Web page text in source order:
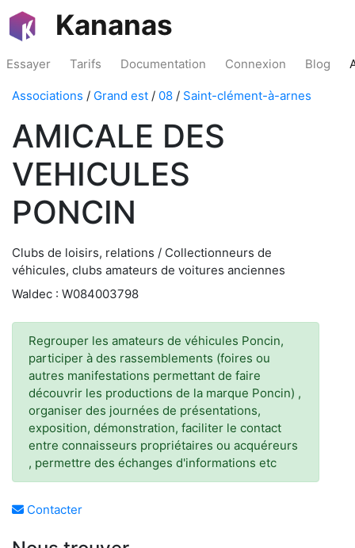
Kananas
Essayer Tarifs Documentation Connexion Blog
Associations / Grand est / 08 / Saint-clément-à-arnes
AMICALE DES
VEHICULES
PONCIN
Clubs de loisirs, relations / Collectionneurs de
véhicules, clubs amateurs de voitures anciennes
Waldec : W084003798
Regrouper les amateurs de véhicules Poncin,
participer à des rassemblements (foires ou
autres manifestations permettant de faire
découvrir les productions de la marque Poncin) ,
organiser des journées de présentations,
exposition, démonstration, faciliter le contact
entre connaisseurs propriétaires ou acquéreurs
, permettre des échanges d'informations etc
Contacter